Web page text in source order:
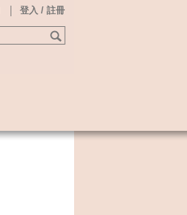
登入 / 註冊